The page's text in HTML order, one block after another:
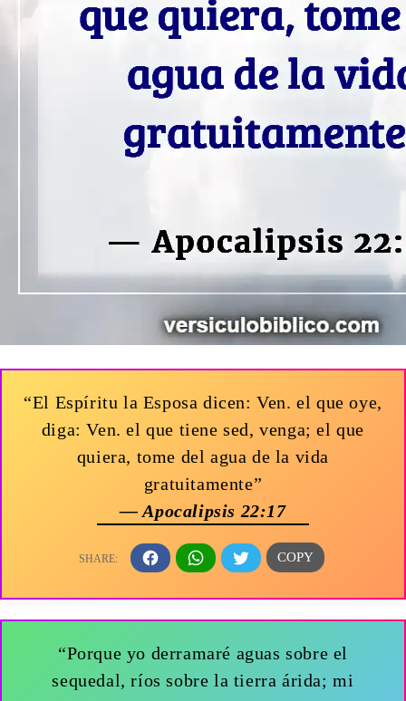
“El Espíritu la Esposa dicen: Ven. el que oye,
diga: Ven. el que tiene sed, venga; el que
quiera, tome del agua de la vida
gratuitamente”
— Apocalipsis 22:17
“Porque yo derramaré aguas sobre el
sequedal, ríos sobre la tierra árida; mi